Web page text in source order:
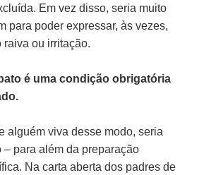
Em vez disso, seria muito
para poder expressar, às vezes,
raiva ou irritação.
é uma condição obrigatória
alguém viva desse modo, seria
– para além da preparação
Na carta aberta dos padres de